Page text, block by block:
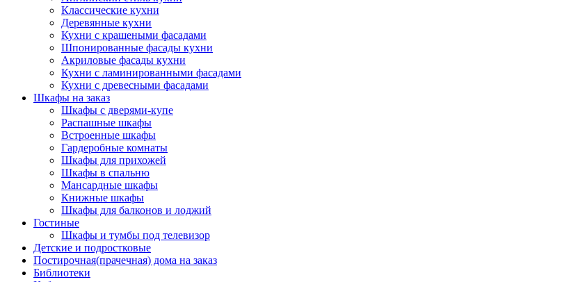
Классические кухни
Деревянные кухни
Кухни с крашеными фасадами
Шпонированные фасады кухни
Акриловые фасады кухни
Кухни с ламинированными фасадами
Кухни с древесными фасадами
Шкафы на заказ
Шкафы с дверями-купе
Распашные шкафы
Встроенные шкафы
Гардеробные комнаты
Шкафы для прихожей
Шкафы в спальню
Мансардные шкафы
Книжные шкафы
Шкафы для балконов и лоджий
Гостиные
Шкафы и тумбы под телевизор
Детские и подростковые
Постирочная(прачечная) дома на заказ
Библиотеки